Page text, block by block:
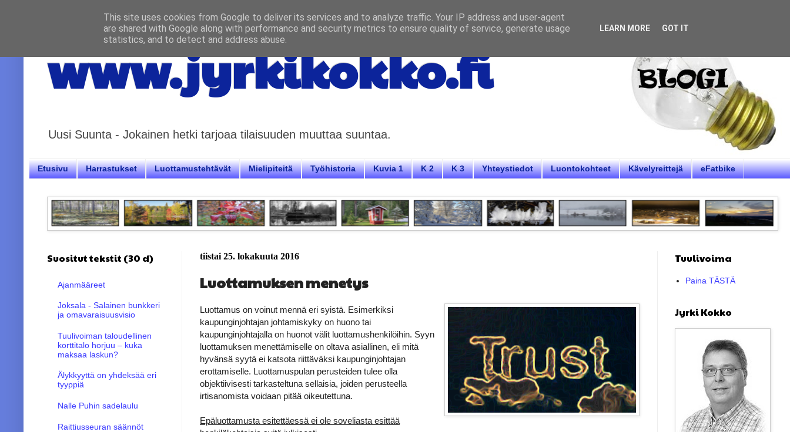
www.jyrkikokko.fi
Uusi Suunta - Jokainen hetki tarjoaa tilaisuuden muuttaa suuntaa.
Etusivu Harrastukset Luottamustehtävät Mielipiteitä Työhistoria Kuvia 1 K 2 K 3 Yhteystiedot Luontokohteet Kävelyreittejä eFatbike
tiistai 25. lokakuuta 2016
Luottamuksen menetys
Luottamus on voinut mennä eri syistä. Esimerkiksi
kaupunginjohtajan johtamiskyky on huono tai
kaupunginjohtajalla on huonot välit luottamushenkilöihin. Syyn
luottamuksen menettämiselle on oltava asiallinen, eli mitä
hyvänsä syytä ei katsota riittäväksi kaupunginjohtajan
erottamiselle. Luottamuspulan perusteiden tulee olla
objektiivisesti tarkasteltuna sellaisia, joiden perusteella
irtisanomista voidaan pitää oikeutettuna.
Epäluottamusta esitettäessä ei ole soveliasta esittää
Suositut tekstit (30 d)
Ajanmääreet
Joksala - Salainen bunkkeri
ja omavaraisuusvisio
Tuulivoiman taloudellinen
korttitalo horjuu – kuka
maksaa laskun?
Älykkyyttä on yhdeksää eri
tyyppiä
Nalle Puhin sadelaulu
Raittiusseuran säännöt
Tuulivoima
Paina TÄSTÄ
Jyrki Kokko
This site uses cookies from Google to deliver its services and to analyze traffic. Your IP address and user-agent
are shared with Google along with performance and security metrics to ensure quality of service, generate usage
statistics, and to detect and address abuse.
LEARN MORE GOT IT